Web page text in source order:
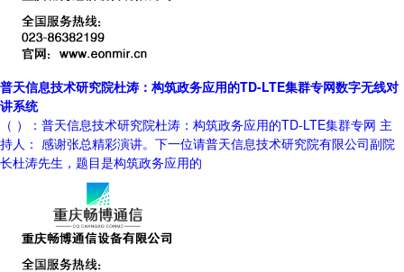
普天信息技术研究院杜涛：构筑政务应用的TD-LTE集群专网数字无线对
讲系统
（ ）：普天信息技术研究院杜涛：构筑政务应用的TD-LTE集群专网 主
持人： 感谢张总精彩演讲。下一位请普天信息技术研究院有限公司副院
长杜涛先生，题目是构筑政务应用的